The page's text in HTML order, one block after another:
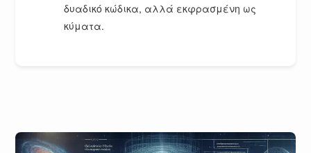
δυαδικό κώδικα, αλλά εκφρασμένη ως
κύματα.